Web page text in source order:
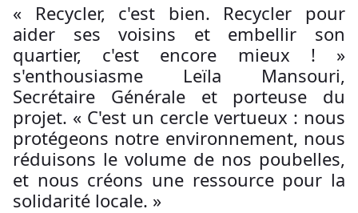
« Recycler, c'est bien. Recycler pour
aider ses voisins et embellir son
quartier, c'est encore mieux ! »
s'enthousiasme Leïla Mansouri,
Secrétaire Générale et porteuse du
projet. « C'est un cercle vertueux : nous
protégeons notre environnement, nous
réduisons le volume de nos poubelles,
et nous créons une ressource pour la
solidarité locale. »